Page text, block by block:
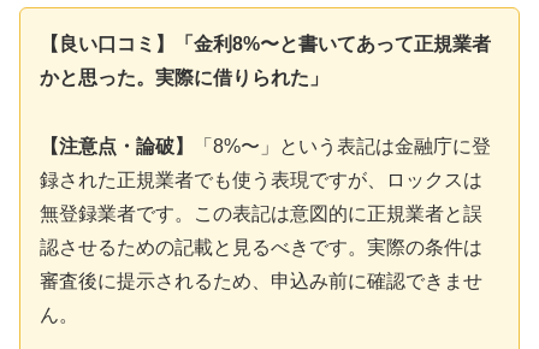
【良い口コミ】「金利8%〜と書いてあって正規業者
かと思った。実際に借りられた」
【注意点・論破】
「8%〜」という表記は金融庁に登
録された正規業者でも使う表現ですが、ロックスは
無登録業者です。この表記は意図的に正規業者と誤
認させるための記載と見るべきです。実際の条件は
審査後に提示されるため、申込み前に確認できませ
ん。